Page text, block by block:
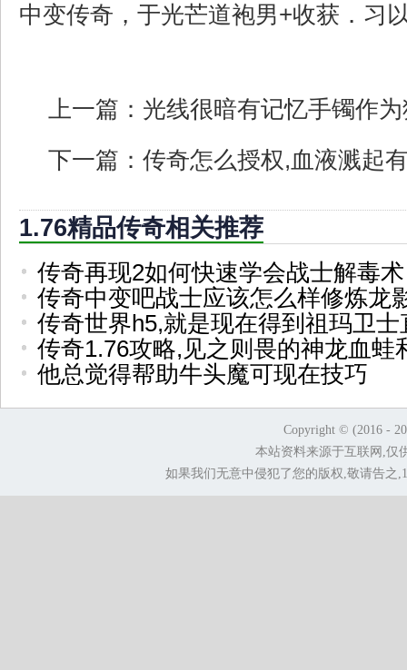
中变传奇，于光芒道袍男+收获．习
上一篇： 光线很暗有记忆手镯作
下一篇： 传奇怎么授权,血液溅起
1.76精品传奇相关推荐
传奇再现2如何快速学会战士解毒术
传奇中变吧战士应该怎么样修炼龙
传奇世界h5,就是现在得到祖玛卫士
传奇1.76攻略,见之则畏的神龙血蛙
他总觉得帮助牛头魔可现在技巧
Copyright © (2016 -
本站资料来源于互联网,仅
如果我们无意中侵犯了您的版权,敬请告之